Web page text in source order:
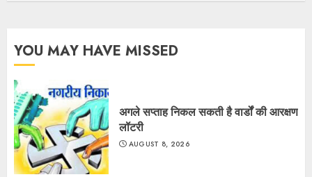
YOU MAY HAVE MISSED
अगले सप्ताह निकल सकती है वार्डों की आरक्षण
लॉटरी
AUGUST 8, 2026